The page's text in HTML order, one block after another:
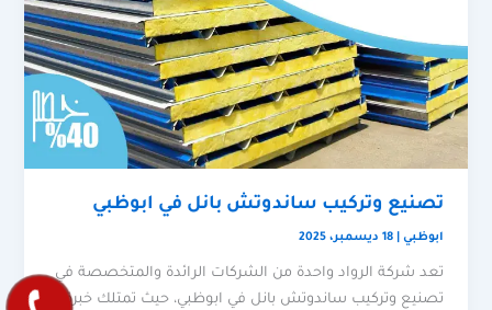
تصنيع وتركيب ساندوتش بانل في ابوظبي
ابوظبي |18 ديسمبر، 2025
تعد شركة الرواد واحدة من الشركات الرائدة والمتخصصة في
تصنيع وتركيب ساندوتش بانل في ابوظبي، حيث تمتلك خبرة